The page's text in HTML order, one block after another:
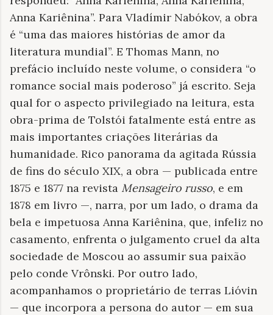
Anna Kariênina”. Para Vladímir Nabókov, a obra
é “uma das maiores histórias de amor da
literatura mundial”. E Thomas Mann, no
prefácio incluído neste volume, o considera “o
romance social mais poderoso” já escrito. Seja
qual for o aspecto privilegiado na leitura, esta
obra-prima de Tolstói fatalmente está entre as
mais importantes criações literárias da
humanidade. Rico panorama da agitada Rússia
de fins do século XIX, a obra — publicada entre
1875 e 1877 na revista Mensageiro russo, e em
1878 em livro —, narra, por um lado, o drama da
bela e impetuosa Anna Kariênina, que, infeliz no
casamento, enfrenta o julgamento cruel da alta
sociedade de Moscou ao assumir sua paixão
pelo conde Vrônski. Por outro lado,
acompanhamos o proprietário de terras Lióvin
— que incorpora a persona do autor — em sua